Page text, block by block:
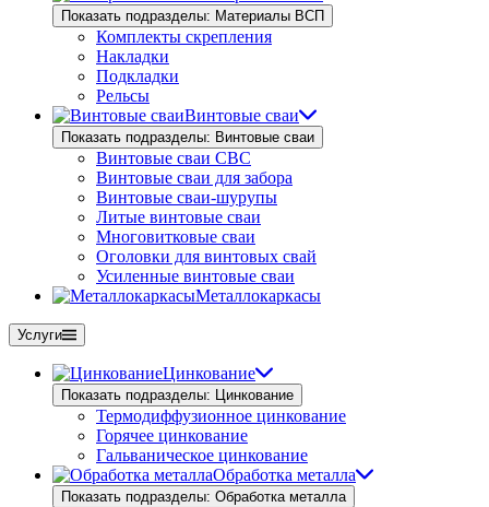
Показать подразделы: Материалы ВСП
Комплекты скрепления
Накладки
Подкладки
Рельсы
Винтовые сваи
Показать подразделы: Винтовые сваи
Винтовые сваи СВС
Винтовые сваи для забора
Винтовые сваи-шурупы
Литые винтовые сваи
Многовитковые сваи
Оголовки для винтовых свай
Усиленные винтовые сваи
Металлокаркасы
Услуги
Цинкование
Показать подразделы: Цинкование
Термодиффузионное цинкование
Горячее цинкование
Гальваническое цинкование
Обработка металла
Показать подразделы: Обработка металла